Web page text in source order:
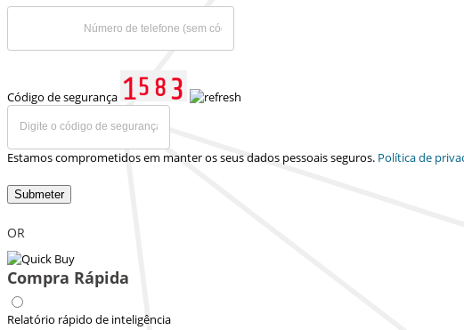
Código de segurança
Estamos comprometidos em manter os seus dados pessoais seguros. Política de
Submeter
OR
Compra Rápida
Relatório rápido de inteligência